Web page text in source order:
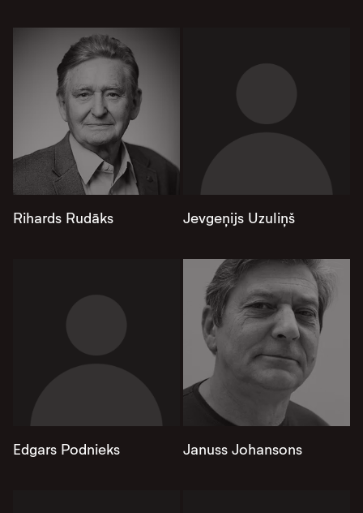
Rihards Rudāks Jevgeņijs Uzuliņš
Edgars Podnieks Januss Johansons